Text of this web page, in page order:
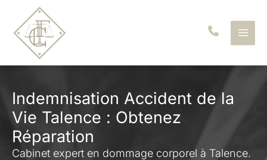
contenu
Indemnisation Accident de la
Vie Talence : Obtenez
Réparation
Cabinet expert en dommage corporel à Talence.